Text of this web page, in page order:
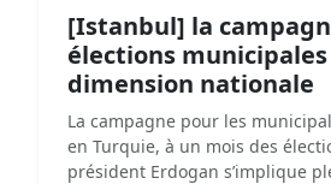
[Istanbul] la
élections
dimension nationale
La campagne pour les
en Turquie, à un mois des
président Erdogan s’implique